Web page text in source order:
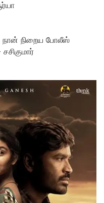
நான் நிறைய போலீஸ்